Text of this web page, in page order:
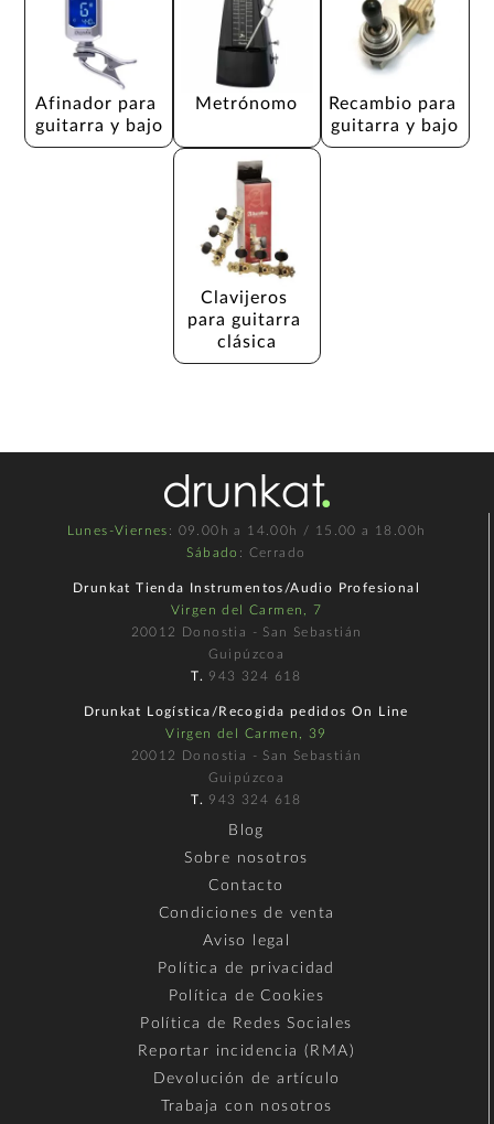
Afinador para
guitarra y bajo
Metrónomo
Recambio para
guitarra y bajo
Clavijeros
para guitarra
clásica
Lunes-Viernes : 09.00h a 14.00h / 15.00 a 18.00h
Sábado : Cerrado
Drunkat Tienda Instrumentos/Audio Profesional
Virgen del Carmen, 7
20012 Donostia - San Sebastián
Guipúzcoa
T. 943 324 618
Drunkat Logística/Recogida pedidos On Line
Virgen del Carmen, 39
20012 Donostia - San Sebastián
Guipúzcoa
T. 943 324 618
Blog
Sobre nosotros
Contacto
Condiciones de venta
Aviso legal
Política de privacidad
Política de Cookies
Política de Redes Sociales
Reportar incidencia (RMA)
Devolución de artículo
Trabaja con nosotros